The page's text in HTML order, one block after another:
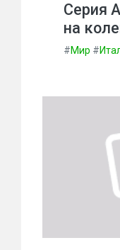
Серия
на
#Мир #